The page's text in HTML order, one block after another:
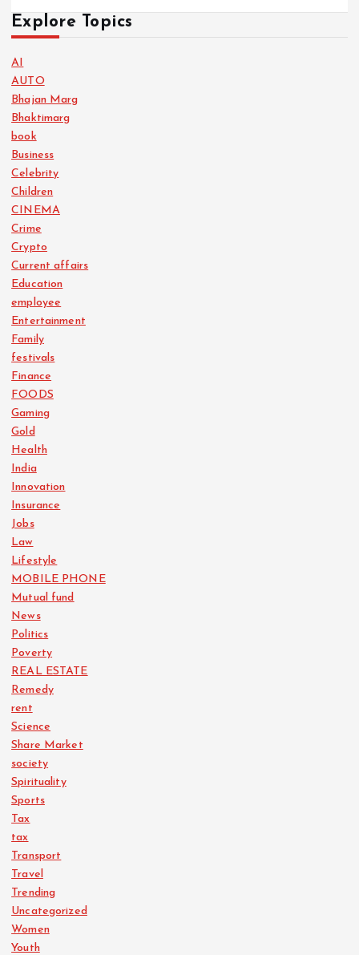
Explore Topics
AI
AUTO
Bhajan Marg
Bhaktimarg
book
Business
Celebrity
Children
CINEMA
Crime
Crypto
Current affairs
Education
employee
Entertainment
Family
festivals
Finance
FOODS
Gaming
Gold
Health
India
Innovation
Insurance
Jobs
Law
Lifestyle
MOBILE PHONE
Mutual fund
News
Politics
Poverty
REAL ESTATE
Remedy
rent
Science
Share Market
society
Spirituality
Sports
Tax
tax
Transport
Travel
Trending
Uncategorized
Women
Youth